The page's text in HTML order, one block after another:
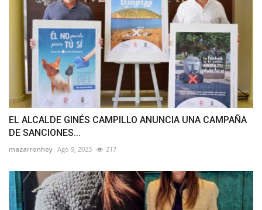
EL ALCALDE GINÉS CAMPILLO ANUNCIA UNA CAMPAÑA
DE SANCIONES...
mazarronhoy Ago 9, 2023 217